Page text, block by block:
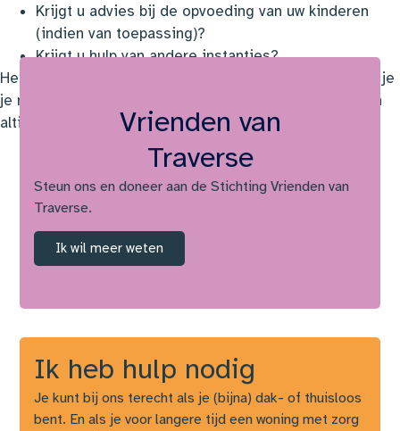
Krijgt u advies bij de opvoeding van uw kinderen
(indien van toepassing)?
Krijgt u hulp van andere instanties?
Heb je vragen naar aanleiding van het onderzoek of wil je
je mening kwijt? Neem dan contact met ons op. Dat kan
altijd, het hele jaar door.Vrienden van
Traverse
Steun ons en doneer aan de Stichting Vrienden van
Traverse.
Ik wil meer weten
Ik heb hulp nodig
Je kunt bij ons terecht als je (bijna) dak- of thuisloos
bent. En als je voor langere tijd een woning met zorg